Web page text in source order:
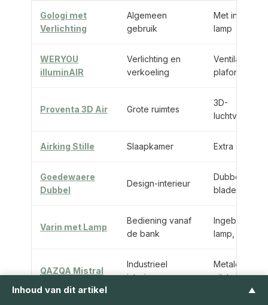
Gologi met
Verlichting
Algemeen
gebruik
Met
lamp
WERYOU
illuminAIR
Verlichting en
verkoeling
Ventilator met
plafonniere
Proventa 3D Air Grote ruimtes
3D-
Airking Stille Slaapkamer Extra stil
Goedewaere
Dubbel
Design-interieur
Dubbele
bladenset
Varin met Lamp
Bediening vanaf
de bank
Ingebouwde
lamp, 50 cm
QAZQA Mistral
Industrieel
interieur
Metalen
uitstraling
Inhoud van dit artikel ▲